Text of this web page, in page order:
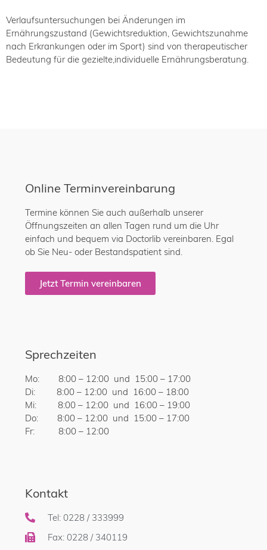
Verlaufsuntersuchungen bei Änderungen im
Ernährungszustand (Gewichtsreduktion, Gewichtszunahme
nach Erkrankungen oder im Sport) sind von therapeutischer
Bedeutung für die gezielte,individuelle Ernährungsberatung.
Online Terminvereinbarung
Termine können Sie auch außerhalb unserer
Öffnungszeiten an allen Tagen rund um die Uhr
einfach und bequem via Doctorlib vereinbaren. Egal
ob Sie Neu- oder Bestandspatient sind.
Jetzt Termin vereinbaren
Sprechzeiten
Mo: 8:00 – 12:00 und 15:00 – 17:00
Di: 8:00 – 12:00 und 16:00 – 18:00
Mi: 8:00 – 12:00 und 16:00 – 19:00
Do: 8:00 – 12:00 und 15:00 – 17:00
Fr: 8:00 – 12:00
Kontakt
Tel: 0228 / 333999
Fax: 0228 / 340119